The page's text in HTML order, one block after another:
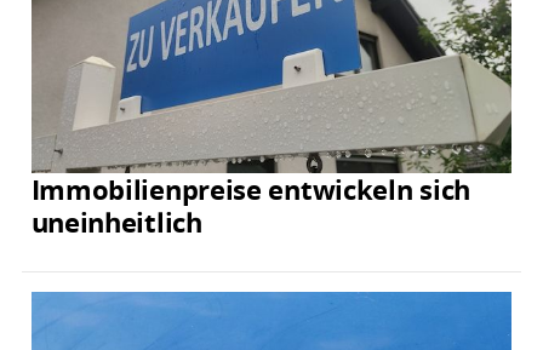
Immobilienpreise entwickeln sich
uneinheitlich